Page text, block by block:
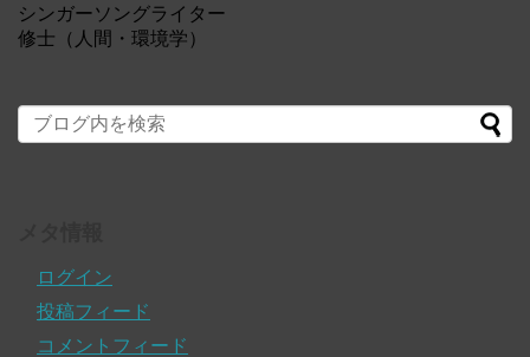
シンガーソングライター
修士（人間・環境学）
ログイン
投稿フィード
コメントフィード